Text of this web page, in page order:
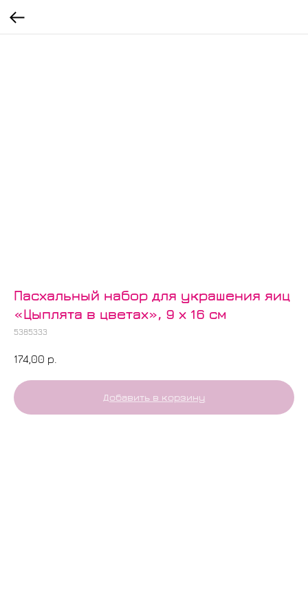
Пасхальный набор для украшения яиц
«Цыплята в цветах», 9 х 16 см
5385333
174,00 р.
Добавить в корзину